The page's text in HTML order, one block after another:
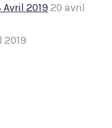
201920 avril
2019